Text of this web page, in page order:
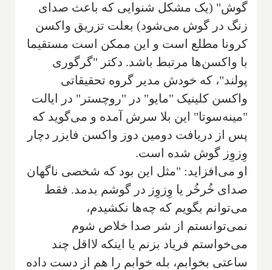
گوش" (یک مشکل شنوایی که باعث صدای
زنگ در گوش می‌شود) بعلت تزریق واکسن
کرونا مطلع است و این ممکن است مستقیما
با واکسن‌ها مرتبط باشد. دکتر "گرگوری
پولند"، که خودش مدیر گروه تحقیقاتی
واکسن کلینیک "مایو" در "روچستر" در ایالت
"مینه‌سوتا" این بلا سرش آمده و می‌گوید که
پس از دریافت دومین دوز واکسن فایزر دچار
وِزوِز گوش شده است.
او می‌افزاید: "مثل این بود که شخصی ناگهان
صدای خُرخُر یا وِزوِز در گوشم بدمد. فقط
می‌توانم بگویم که چه‌ها نکشیدم،
نمی‌توانستم از شر صدا خلاص شوم
می‌خواستم فریاد بزنم یا اینکه لااقل چند
ساعتی بخوابم، بله خوابم را هم از دست داده